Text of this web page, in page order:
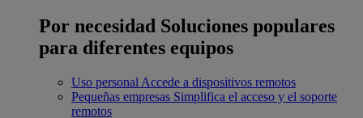
Por necesidad Soluciones populares
para diferentes equipos
Uso personal Accede a dispositivos remotos
Pequeñas empresas Simplifica el acceso y el soporte
remotos